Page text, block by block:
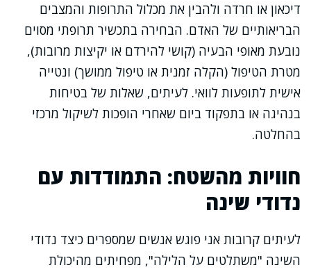
דיכאון או חרדה ולהבין את מכלול התרופות והמצבים
הבריאותיים של האדם. הבחירה בתכשיר תרופתי מסוים
נובעת מאופי הבעיה (קושי להירדם או יקיצות מרובות),
מטרת הטיפול (הקלה זמנית או טיפול ממושך) ונטייה
אישית לתופעות לוואי. לעיתים, שאלות של בטיחות
בנהיגה או בתפקוד ביום שאחרי הופכות לשיקול מרכזי
בהחלטה.
חוויות מהשטח: התמודדות עם
נדודי שינה
לעיתים קרובות אני פוגש אנשים שמספרים כיצד נדודי
השינה "משתלטים על הלילה", מפחיתים מהיכולת